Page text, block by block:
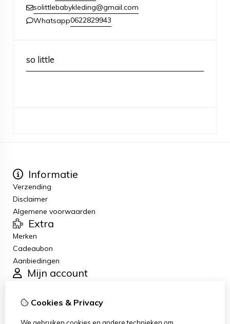
solittlebabykleding@gmail.com
Whatsapp0622829943
so little
Informatie
Verzending
Disclaimer
Algemene voorwaarden
Extra
Merken
Cadeaubon
Aanbiedingen
Mijn account
Bestelhistorie
Cookies & Privacy